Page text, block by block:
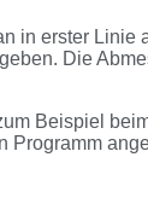
erster
Die
Beispiel